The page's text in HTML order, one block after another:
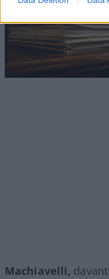
Machiavelli,